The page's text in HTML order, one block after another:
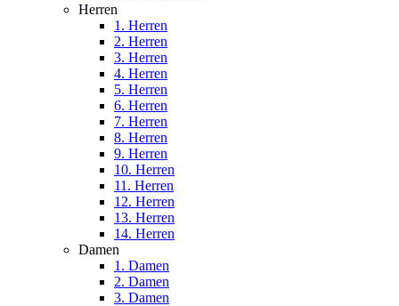
Herren
1. Herren
2. Herren
3. Herren
4. Herren
5. Herren
6. Herren
7. Herren
8. Herren
9. Herren
10. Herren
11. Herren
12. Herren
13. Herren
14. Herren
Damen
1. Damen
2. Damen
3. Damen